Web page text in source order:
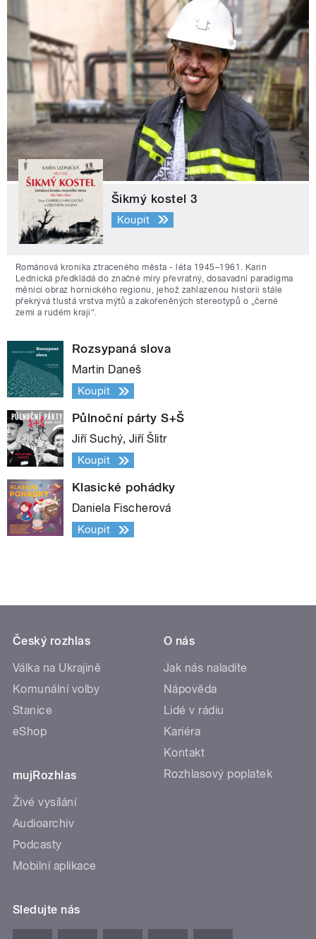
Šikmý kostel 3
Koupit
Románová kronika ztraceného města - léta 1945–1961. Karin
Lednická předkládá do značné míry převratný, dosavadní paradigma
měnící obraz hornického regionu, jehož zahlazenou historii stále
překrývá tlustá vrstva mýtů a zakořeněných stereotypů o „černé
zemi a rudém kraji“.
Rozsypaná slova
Martin Daneš
Koupit
Půlnoční párty S+Š
Jiří Suchý, Jiří Šlitr
Koupit
Klasické pohádky
Daniela Fischerová
Koupit
Český rozhlas
Válka na Ukrajině
Komunální volby
Stanice
eShop
mujRozhlas
Živé vysílání
Audioarchiv
Podcasty
Mobilní aplikace
O nás
Jak nás naladíte
Nápověda
Lidé v rádiu
Kariéra
Kontakt
Rozhlasový poplatek
Sledujte nás